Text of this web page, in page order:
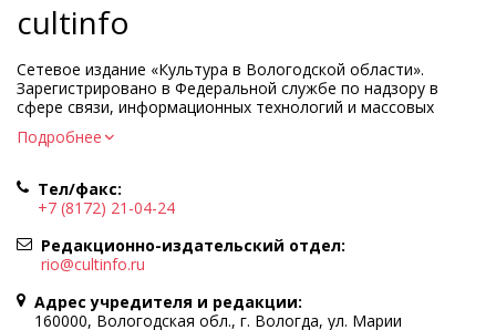
cultinfo
Сетевое издание «Культура в Вологодской области».
Зарегистрировано в Федеральной службе по надзору в
сфере связи, информационных технологий и массовых
коммуникаций.
Регистрационный номер и дата принятия решения о
Учредитель КУ ВО «Информационно-аналитический центр
культуры»
Адрес учредителя и редакции: 160000, Вологодская обл., г.
Вологда, ул. Марии Ульяновой, д.10
Главный редактор — Легчанова Елена Григорьевна
Политика в отношении обработки персональных данных
Подробнее
Тел/факс:
+7 (8172) 21-04-24
Редакционно-издательский отдел:
rio@cultinfo.ru
Адрес учредителя и редакции:
160000, Вологодская обл., г. Вологда, ул. Марии